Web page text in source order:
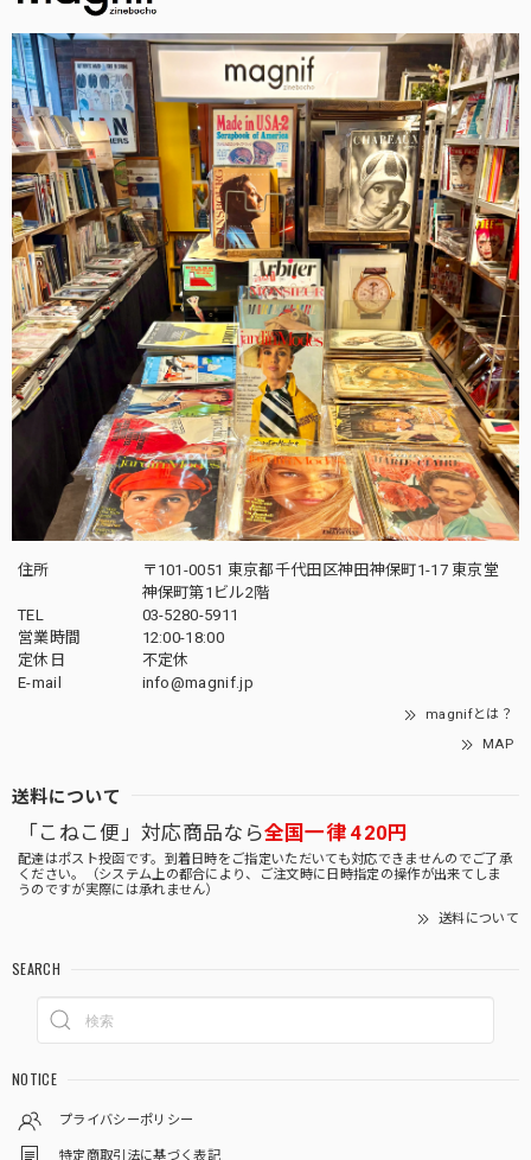
住所
〒101-0051 東京都千代田区神田神保町1-17 東京堂
神保町第1ビル2階
TEL
03-5280-5911
営業時間
12:00-18:00
定休日
不定休
E-mail
info@magnif.jp
magnifとは？
MAP
送料について
「こねこ便」対応商品なら全国一律 420円
配達はポスト投函です。到着日時をご指定いただいても対応できませんのでご了承
ください。（システム上の都合により、ご注文時に日時指定の操作が出来てしま
うのですが実際には承れません）
送料について
SEARCH
NOTICE
プライバシーポリシー
特定商取引法に基づく表記